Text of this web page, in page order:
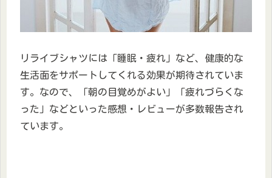
リライブシャツには「睡眠・疲れ」など、健康的な
生活面をサポートしてくれる効果が期待されていま
す。なので、「朝の目覚めがよい」「疲れづらくな
った」などといった感想・レビューが多数報告され
ています。